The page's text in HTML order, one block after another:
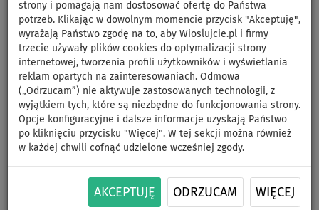
strony i pomagają nam dostosować ofertę do Państwa
potrzeb. Klikając w dowolnym momencie przycisk "Akceptuję",
wyrażają Państwo zgodę na to, aby Wioslujcie.pl i firmy
trzecie używały plików cookies do optymalizacji strony
internetowej, tworzenia profili użytkowników i wyświetlania
reklam opartych na zainteresowaniach. Odmowa
(„Odrzucam”) nie aktywuje zastosowanych technologii, z
wyjątkiem tych, które są niezbędne do funkcjonowania strony.
Opcje konfiguracyjne i dalsze informacje uzyskają Państwo
po kliknięciu przycisku "Więcej". W tej sekcji można również
w każdej chwili cofnąć udzielone wcześniej zgody.
AKCEPTUJĘ ODRZUCAM WIĘCEJ
Banan do holowania SPINERA
ROCKET 3 towable -
trzymiejscowe pływadło -
wariant: zestaw podstawowy
DARMOWA
Next